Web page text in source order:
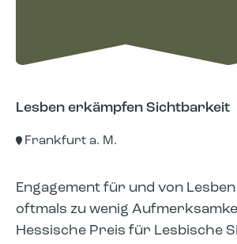
#hdgnw-Rundreise
Engagement-Landschaft – die
Zusammenfassung aller Videos
Lesben erkämpfen Sichtbarkeit
Engagement für und von
oftmals zu wenig
Hessische Preis für Lesbische
Frankfurt a. M.